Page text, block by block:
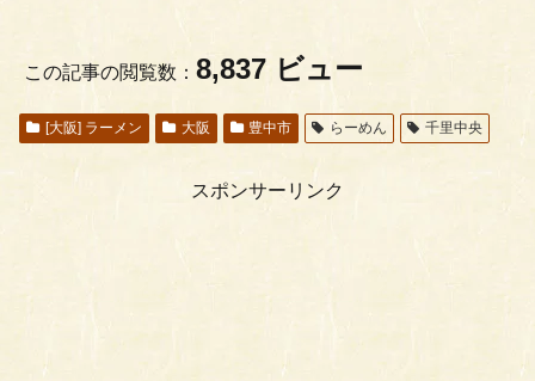
この記事の閲覧数： 8,837 ビュー
[大阪] ラーメン 大阪 豊中市 らーめん 千里中央
スポンサーリンク